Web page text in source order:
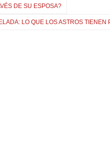
DE SU ESPOSA?
LO QUE LOS ASTROS TIENEN